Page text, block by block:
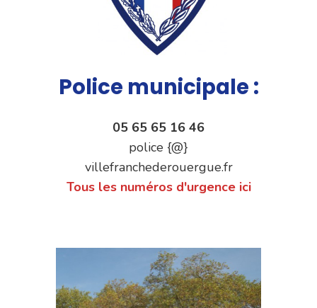
Police municipale :
05 65 65 16 46
police {@}
villefranchederouergue.fr
Tous les numéros d'urgence ici